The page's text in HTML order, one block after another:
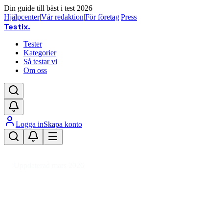
Din guide till bäst i test 2026
Hjälpcenter|Vår redaktion|För företag|Press
Testix.
Tester
Kategorier
Så testar vi
Om oss
Logga inSkapa konto